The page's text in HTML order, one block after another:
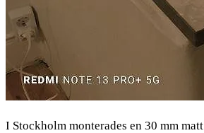
I Stockholm monterades en 30 mm